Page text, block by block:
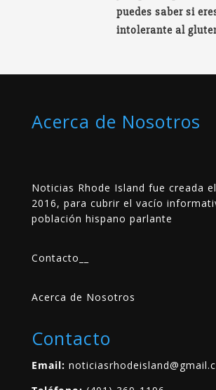
puedes saber si
intolerante al
Acerca de Nosotros
Noticias Rhode Island fue creada
2016, para cubrir el vacío
población hispano parlante
Contacto
Acerca de Nosotros
Contacto
Email: